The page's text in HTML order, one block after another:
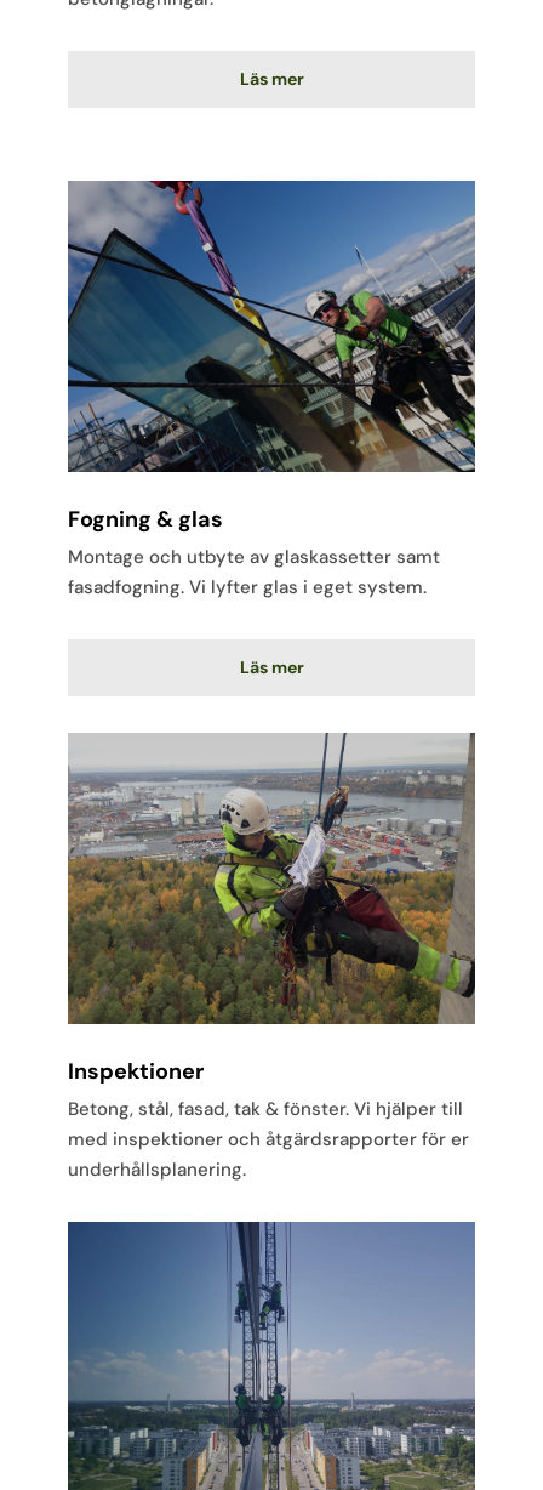
Läs mer
Fogning & glas
Montage och utbyte av glaskassetter samt
fasadfogning. Vi lyfter glas i eget system.
Läs mer
Inspektioner
Betong, stål, fasad, tak & fönster. Vi hjälper till
med inspektioner och åtgärdsrapporter för er
underhållsplanering.